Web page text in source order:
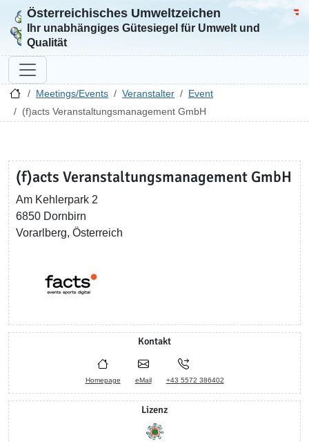
Zur Startseite
Österreichisches Umweltzeichen
Ihr unabhängiges Gütesiegel für Umwelt und
Qualität
Meetings/Events Veranstalter
Event
(f)acts Veranstaltungsmanagement GmbH
(f)acts Veranstaltungsmanagement GmbH
Am Kehlerpark 2
6850 Dornbirn
Vorarlberg, Österreich
Kontakt
Homepage eMail +43 5572 386402
Lizenz